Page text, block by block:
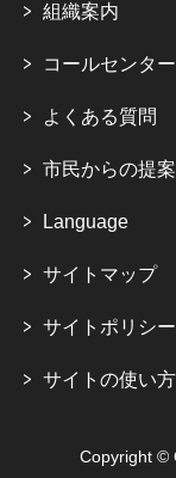
組織案内
コールセンタ
よくある質問
市民からの提案
Language
サイトマップ
サイトポリシー
サイトの使い方
Copyright ©